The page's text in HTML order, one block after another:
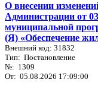
О внесении
Администрации от
муниципальной
(Я) «Обеспечение
Внешний код: 31832
Тип: Постановление
№: 1309
От: 05.08.2026 17:09:00